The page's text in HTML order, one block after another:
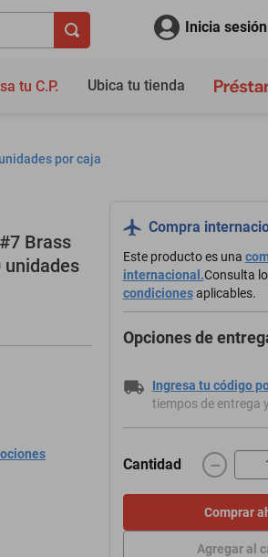
Inicia sesión
tu C.P. Ubica tu tienda
por caja
Brass
unidades
Compra
Este producto es una
internacional.Consulta
condiciones aplicables.
Opciones de
Ingresa tu código
tiempos de entrega
Cantidad －
Comprar
Agregar al